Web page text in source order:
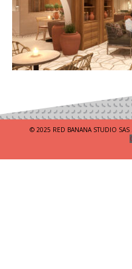
© 2025 RED BANANA STUDIO SAS